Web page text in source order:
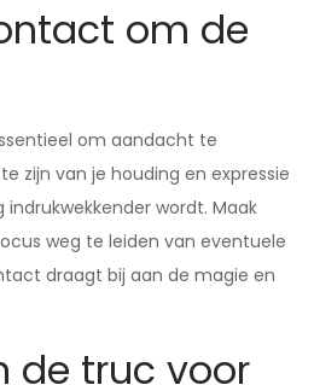
om de
om aandacht te
zijn van je houding en expressie
wordt. Maak
weg te leiden van eventuele
draagt bij aan de magie en
de truc voor